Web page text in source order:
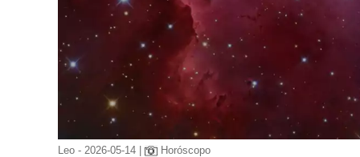
Leo - 2026-05-14 | Horóscopo